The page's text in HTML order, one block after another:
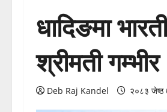
धादिङमा
श्रीमती गम्भीर
Deb Raj Kandel २०८३ जेष्ठ